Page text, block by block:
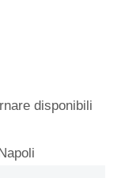
disponibili